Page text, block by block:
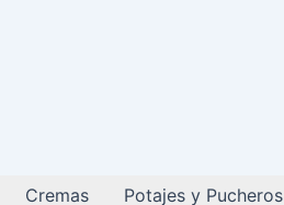
Cremas Potajes y Pucheros